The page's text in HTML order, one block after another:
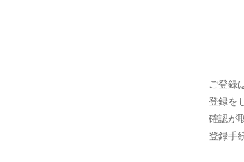
ご登録
登録を
確認が
登録手